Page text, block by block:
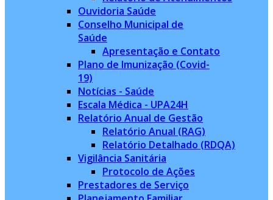
Ouvidoria Saúde
Conselho Municipal de
Saúde
Apresentação e Contato
Plano de Imunização (Covid-
19)
Notícias - Saúde
Escala Médica - UPA24H
Relatório Anual de Gestão
Relatório Anual (RAG)
Relatório Detalhado (RDQA)
Vigilância Sanitária
Protocolo de Ações
Prestadores de Serviço